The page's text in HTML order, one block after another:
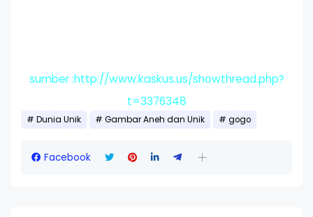
sumber :http://www.kaskus.us/showthread.php?
t=3376348
Dunia Unik Gambar Aneh dan Unik gogo
Facebook